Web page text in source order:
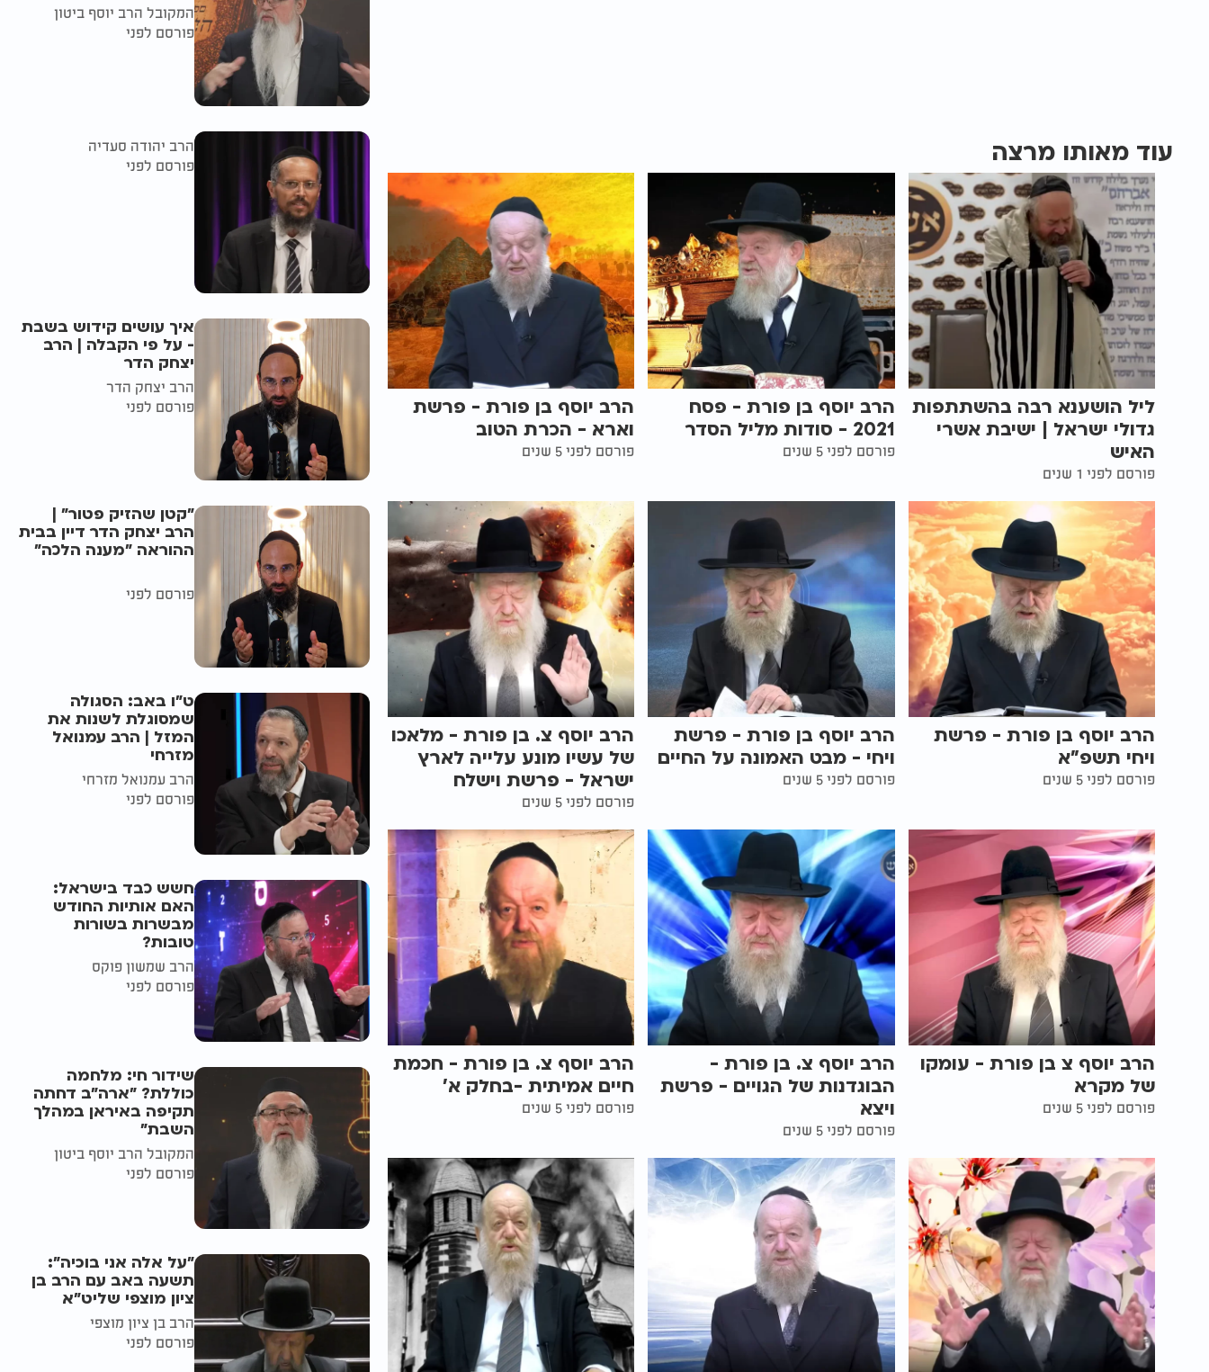
עוד מאותו מרצה
ליל הושענא רבה בהשתתפות
גדולי ישראל | ישיבת אשרי
האיש
פורסם לפני 1 שנים
הרב יוסף בן פורת - פסח
2021 - סודות מליל הסדר
פורסם לפני 5 שנים
הרב יוסף בן פורת - פרשת
וארא - הכרת הטוב
פורסם לפני 5 שנים
הרב יוסף בן פורת - פרשת
ויחי תשפ"א
פורסם לפני 5 שנים
הרב יוסף בן פורת - פרשת
ויחי - מבט האמונה על החיים
פורסם לפני 5 שנים
הרב יוסף צ. בן פורת - מלאכו
של עשיו מונע עלייה לארץ
ישראל - פרשת וישלח
פורסם לפני 5 שנים
הרב יוסף צ בן פורת - עומקו
של מקרא
פורסם לפני 5 שנים
הרב יוסף צ. בן פורת -
הבוגדנות של הגויים - פרשת
ויצא
פורסם לפני 5 שנים
הרב יוסף צ. בן פורת - חכמת
חיים אמיתית -בחלק א'
פורסם לפני 5 שנים
המקובל הרב יוסף ביטון
פורסם לפני
הרב יהודה סעדיה
פורסם לפני
איך עושים קידוש בשבת
- על פי הקבלה | הרב
יצחק הדר
הרב יצחק הדר
פורסם לפני
"קטן שהזיק פטור" |
הרב יצחק הדר דיין בבית
ההוראה "מענה הלכה"
פורסם לפני
ט"ו באב: הסגולה
שמסוגלת לשנות את
המזל | הרב עמנואל
מזרחי
הרב עמנואל מזרחי
פורסם לפני
חשש כבד בישראל:
האם אותיות החודש
מבשרות בשורות
טובות?
הרב שמשון פוקס
פורסם לפני
שידור חי: מלחמה
כוללת? ״ארה"ב דחתה
תקיפה באיראן במהלך
השבת״
המקובל הרב יוסף ביטון
פורסם לפני
"על אלה אני בוכיה":
תשעה באב עם הרב בן
ציון מוצפי שליט"א
הרב בן ציון מוצפי
פורסם לפני